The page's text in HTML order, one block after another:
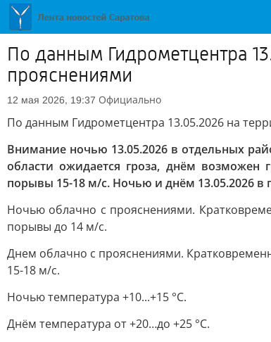
По данным Гидрометцентра
прояснениями
12 мая 2026, 19:37 Официально
По данным Гидрометцентра 13.05.2026 на
Внимание ночью 13.05.2026 в отдельных
области ожидается гроза, днём возможен
порывы 15-18 м/с. Ночью и днём 13.05.2026 в
Ночью облачно с прояснениями.
порывы до 14 м/с.
Днем облачно с прояснениями.
15-18 м/с.
Ночью температура +10...+15 °С.
Днём температура от +20…до +25 °С.